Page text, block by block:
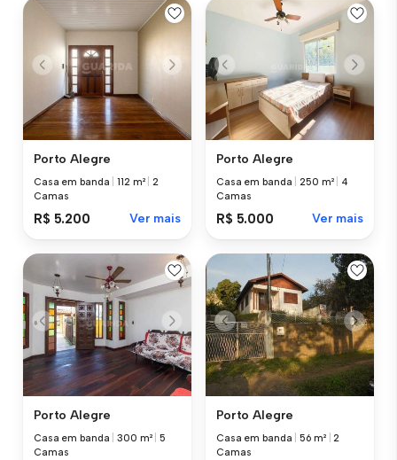
Porto Alegre
Casa em banda |112 m² |2
Camas
R$ 5.200 Ver mais
Porto Alegre
Casa em banda |250 m²
4
Camas
R$ 5.000 Ver mais
Porto Alegre
Casa em banda |300 m² |5
Camas
Porto Alegre
Casa em banda |56 m² |2
Camas